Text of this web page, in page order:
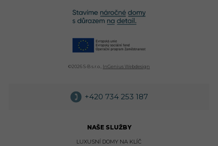
©2026 S-B s.r.o., InGenius Webdesign
+420 734 253 187
NAŠE SLUŽBY
LUXUSNÍ DOMY NA KLÍČ